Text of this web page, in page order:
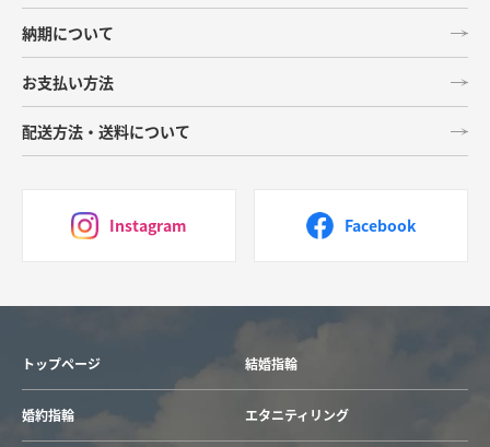
納期について
お支払い方法
配送方法・送料について
Instagram Facebook
トップページ 結婚指輪
婚約指輪 エタニティリング